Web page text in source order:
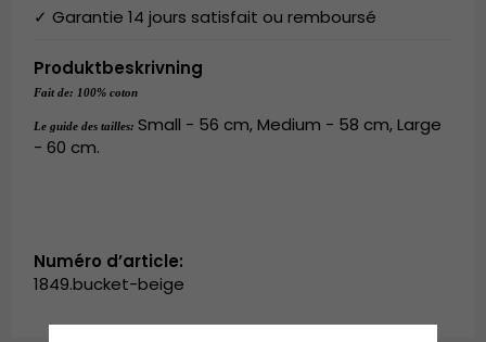
✓ Garantie 14 jours satisfait ou remboursé
Produktbeskrivning
Fait de: 100% coton
Le guide des tailles: Small - 56 cm, Medium - 58 cm, Large
- 60 cm.
Numéro d’article:
1849.bucket-beige